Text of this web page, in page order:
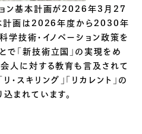
ン基本計画が2026年3月27
計画は2026年度から2030年
学技術・イノベーション政策を
「新技術立国」の実現をめ
人に対する教育も言及されて
・スキリング」「リカレント」の
まれています。